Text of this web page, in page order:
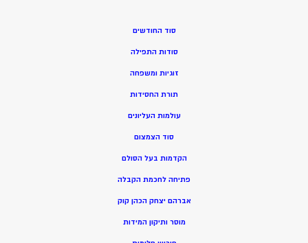
סוד החודשים
סודות התפילה
זוגיות ומשפחה
תורת החסידות
עולמות העליונים
סוד הצמצום
הקדמות בעל הסולם
פתיחה לחכמת הקבלה
אברהם יצחק הכהן קוק
מוסר ותיקון המידות